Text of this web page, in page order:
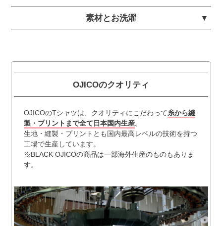
素材とお洗濯
OJICOのクオリティ
OJICOのTシャツは、クオリティにこだわって糸から縫
製・プリントまで全て日本国内生産。
生地・縫製・プリントとも国内最高レベルの技術を持つ
工場で生産しています。
※BLACK OJICOの商品は一部海外生産のものもありま
す。